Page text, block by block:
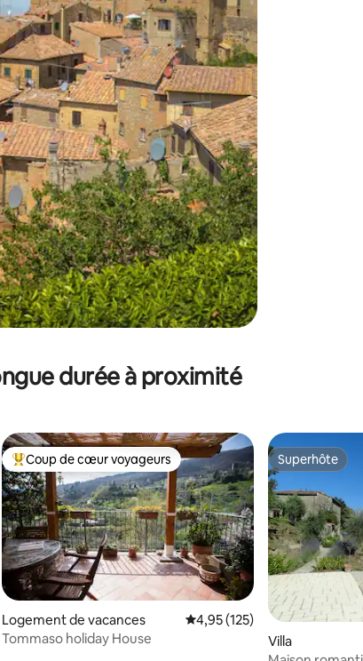
ou en appuyant et en faisant glisser.
durée à proximité
sur 5
Coups de cœur voyageurs les plus appréciés
Coup de cœur voyageurs
Logement de vacances Évaluation moyenne sur la
4,95 (125)
Tommaso holiday House
Superhôte
Superhôte
Villa